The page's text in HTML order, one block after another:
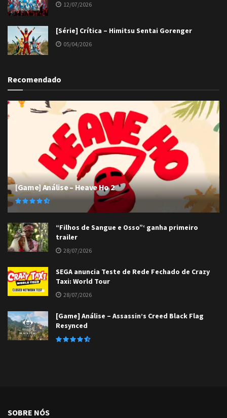
12/07/2026
[Série] Crítica – Himitsu Sentai Gorenger
05/04/2026
Recomendado
[Game] Análise – Heave Ho 2
“Filhos de Sangue e Osso”‘ ganha primeiro
trailer
28/07/2026
SEGA anuncia Teste de Rede Fechado de Crazy
Taxi: World Tour
28/07/2026
[Game] Análise – Assassin’s Creed Black Flag
Resynced
SOBRE NÓS